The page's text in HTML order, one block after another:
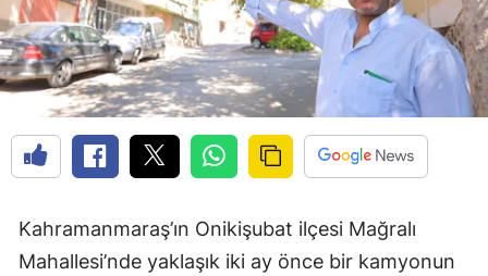
Kahramanmaraş’ın Onikişubat ilçesi Mağralı
Mahallesi’nde yaklaşık iki ay önce bir kamyonun